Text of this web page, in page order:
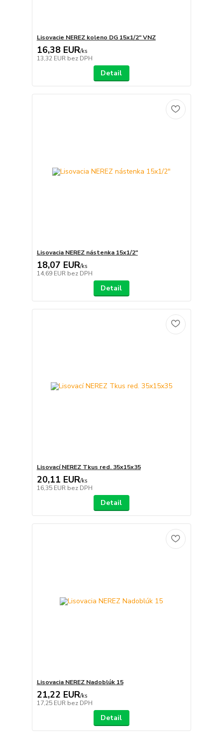
Lisovacie NEREZ koleno DG 15x1/2" VNZ
16,38 EUR/ks
13,32 EUR bez DPH
Detail
Lisovacia NEREZ nástenka 15x1/2"
18,07 EUR/ks
14,69 EUR bez DPH
Detail
Lisovací NEREZ Tkus red. 35x15x35
20,11 EUR/ks
16,35 EUR bez DPH
Detail
Lisovacia NEREZ Nadoblúk 15
21,22 EUR/ks
17,25 EUR bez DPH
Detail